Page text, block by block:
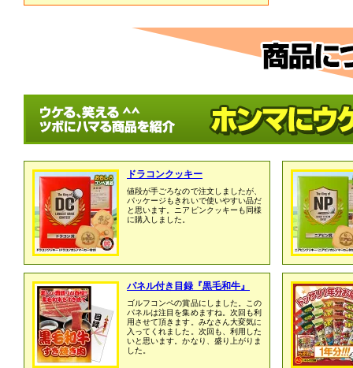
ドラコンクッキー
値段が手ごろなので注文しましたが、
パッケージもきれいで使いやすい品だ
と思います。ニアピンクッキーも同様
に購入しました。
パネル付き目録『黒毛和牛』
ゴルフコンペの賞品にしました。この
パネルは注目を集めますね。次回も利
用させて頂きます。みなさん大変気に
入ってくれました。次回も、利用した
いと思います。かなり、盛り上がりま
した。